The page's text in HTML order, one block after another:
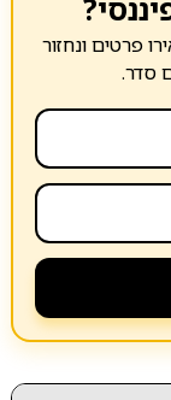
פרטים ונחזור
סדר.